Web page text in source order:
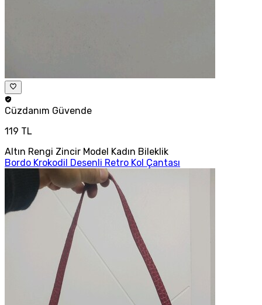
Cüzdanım Güvende
119 TL
Altın Rengi Zincir Model Kadın Bileklik
Bordo Krokodil Desenli Retro Kol Çantası